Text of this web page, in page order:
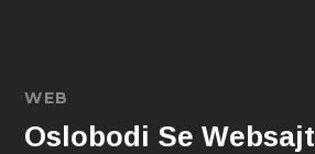
WEB
Oslobodi Se Websajt